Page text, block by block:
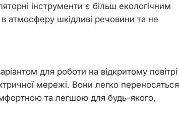
інструменти є більш екологічним
атмосферу шкідливі речовини та не
для роботи на відкритому повітрі
мережі. Вони легко переносяться
та легшою для будь-якого,